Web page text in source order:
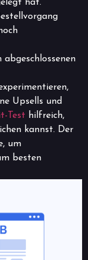
hat.
Upsells und
Test hilfreich,
kannst. Der
um
besten